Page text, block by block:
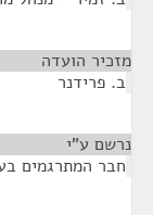
מזכיר הועדה
ב. פרידנר
נרשם ע"י
חבר המתרגמים